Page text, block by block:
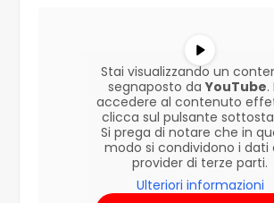
Stai visualizzando un
segnaposto daYouTube.
accedere al contenuto
clicca sul pulsante
Si prega di notare che in
modo si condividono i dati
provider di terze parti.
Ulteriori informazioni